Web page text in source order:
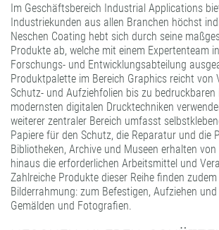
Im Geschäftsbereich Industrial Applications
Industriekunden aus allen Branchen höchst
Neschen Coating hebt sich durch seine
Produkte ab, welche mit einem Expertenteam
Forschungs- und Entwicklungsabteilung
Produktpalette im Bereich Graphics reicht von
Schutz- und Aufziehfolien bis zu bedruckbaren
modernsten digitalen Drucktechniken
weiterer zentraler Bereich umfasst
Papiere für den Schutz, die Reparatur und die
Bibliotheken, Archive und Museen erhalten
hinaus die erforderlichen Arbeitsmittel und
Zahlreiche Produkte dieser Reihe finden
Bilderrahmung: zum Befestigen, Aufziehen
Gemälden und Fotografien.